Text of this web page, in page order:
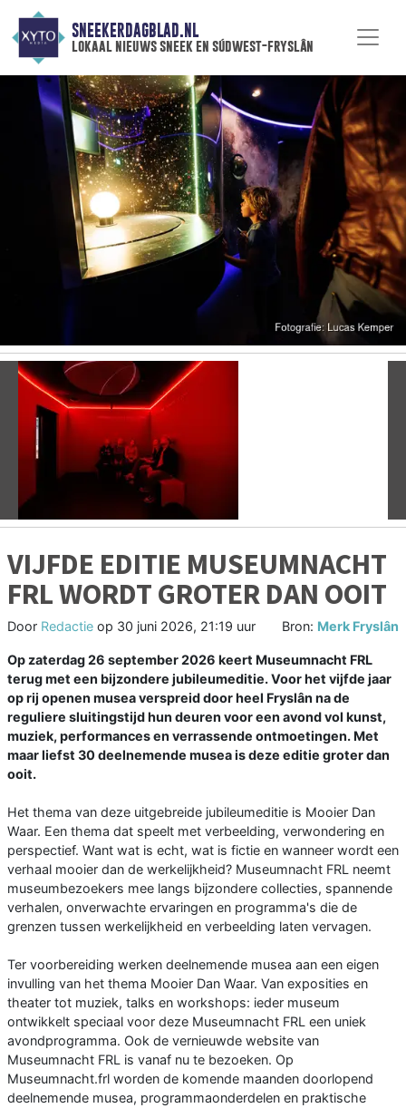
SNEEKERDAGBLAD.NL
lokaal nieuws sneek en súdwest-fryslân
Vorige
VIJFDE EDITIE MUSEUMNACHT
FRL WORDT GROTER DAN OOIT
Door Redactie op 30 juni 2026, 21:19 uur Bron: Merk Fryslân
Op zaterdag 26 september 2026 keert Museumnacht FRL
terug met een bijzondere jubileumeditie. Voor het vijfde jaar
op rij openen musea verspreid door heel Fryslân na de
reguliere sluitingstijd hun deuren voor een avond vol kunst,
muziek, performances en verrassende ontmoetingen. Met
maar liefst 30 deelnemende musea is deze editie groter dan
ooit.
Het thema van deze uitgebreide jubileumeditie is Mooier Dan
Waar. Een thema dat speelt met verbeelding, verwondering en
perspectief. Want wat is echt, wat is fictie en wanneer wordt een
verhaal mooier dan de werkelijkheid? Museumnacht FRL neemt
museumbezoekers mee langs bijzondere collecties, spannende
verhalen, onverwachte ervaringen en programma's die de
grenzen tussen werkelijkheid en verbeelding laten vervagen.
Ter voorbereiding werken deelnemende musea aan een eigen
invulling van het thema Mooier Dan Waar. Van exposities en
theater tot muziek, talks en workshops: ieder museum
ontwikkelt speciaal voor deze Museumnacht FRL een uniek
avondprogramma. Ook de vernieuwde website van
Museumnacht FRL is vanaf nu te bezoeken. Op
Museumnacht.frl worden de komende maanden doorlopend
deelnemende musea, programmaonderdelen en praktische